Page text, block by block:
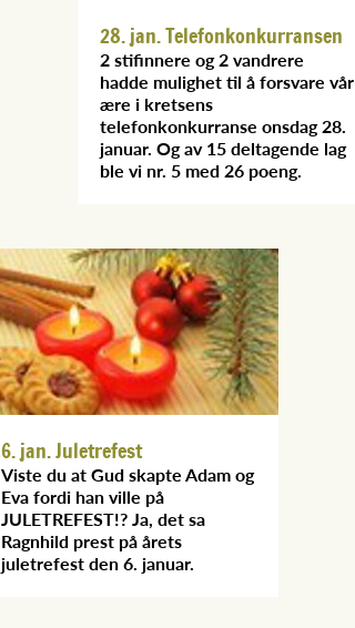
28. jan. Telefonkonkurransen
2 stifinnere og 2 vandrere
hadde mulighet til å forsvare vår
ære i kretsens
telefonkonkurranse onsdag 28.
januar. Og av 15 deltagende lag
ble vi nr. 5 med 26 poeng.
6. jan. Juletrefest
Viste du at Gud skapte Adam og
Eva fordi han ville på
JULETREFEST!? Ja, det sa
Ragnhild prest på årets
juletrefest den 6. januar.